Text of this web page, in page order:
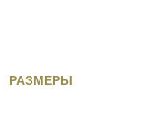
РАЗМЕРЫ